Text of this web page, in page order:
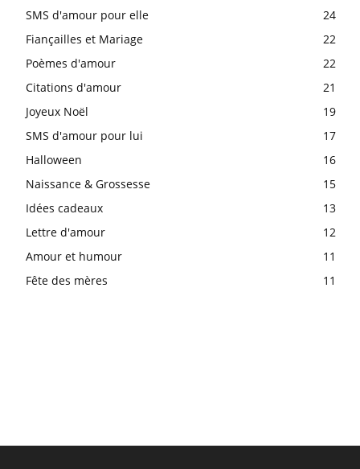
SMS d'amour pour elle
24
Fiançailles et Mariage
22
Poèmes d'amour
22
Citations d'amour
21
Joyeux Noël
19
SMS d'amour pour lui
17
Halloween
16
Naissance & Grossesse
15
Idées cadeaux
13
Lettre d'amour
12
Amour et humour
11
Fête des mères
11